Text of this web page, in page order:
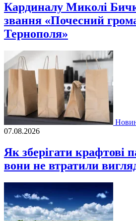
Кардиналу Миколі
звання «Почесний
Тернополя»
07.08.2026
Як зберігати крафтові
вони не втратили